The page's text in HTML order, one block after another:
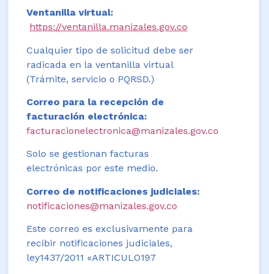
Ventanilla virtual:
https://ventanilla.manizales.gov.co
Cualquier tipo de solicitud debe ser
radicada en la ventanilla virtual
(Trámite, servicio o PQRSD.)
Correo para la recepción de
facturación electrónica:
facturacionelectronica@manizales.gov.co
Solo se gestionan facturas
electrónicas por este medio.
Correo de notificaciones judiciales:
notificaciones@manizales.gov.co
Este correo es exclusivamente para
recibir notificaciones judiciales,
ley1437/2011 «ARTICULO197